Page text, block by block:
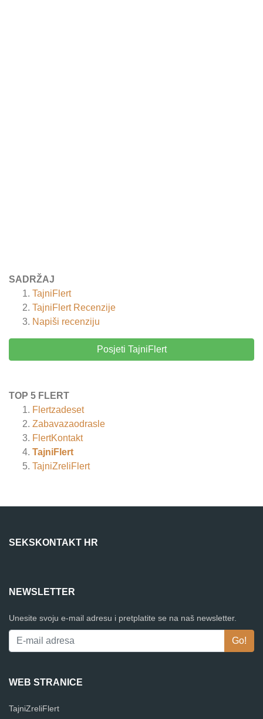
SADRŽAJ
TajniFlert
TajniFlertRecenzije
Napiši recenziju
Posjeti TajniFlert
TOP 5 FLERT
Flertzadeset
Zabavazaodrasle
FlertKontakt
TajniFlert
TajniZreliFlert
SEKSKONTAKT HR
NEWSLETTER
Unesite svoju e-mail adresu i pretplatite se na naš newsletter.
WEB STRANICE
TajniZreliFlert